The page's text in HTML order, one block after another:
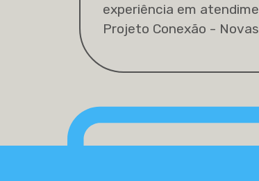
experiência em
Projeto Conexão -